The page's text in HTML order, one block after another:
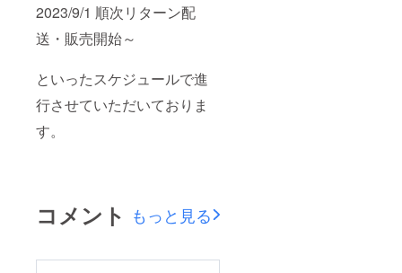
2023/9/1 順次リターン配
送・販売開始～
といったスケジュールで進
行させていただいておりま
す。
コメント もっと見る